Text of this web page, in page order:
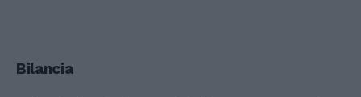
Bilancia